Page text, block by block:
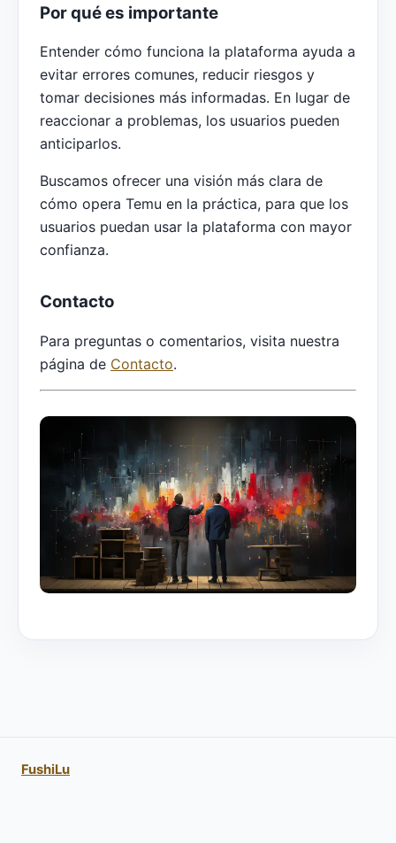
Por qué es importante
Entender cómo funciona la plataforma ayuda a
evitar errores comunes, reducir riesgos y
tomar decisiones más informadas. En lugar de
reaccionar a problemas, los usuarios pueden
anticiparlos.
Buscamos ofrecer una visión más clara de
cómo opera Temu en la práctica, para que los
usuarios puedan usar la plataforma con mayor
confianza.
Contacto
Para preguntas o comentarios, visita nuestra
página de Contacto.
FushiLu